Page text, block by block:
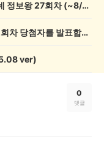
💸 전원 2,000캐시 지급! 우리 동네 정보왕 27회차 (~8/10)
💰[당첨자 발표] 우리 동네 썰전 12회차 당첨자를 발표합니다!
ver)
0
댓글